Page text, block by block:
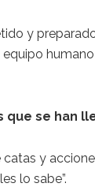
y
se han
catas y
lo sabe”.